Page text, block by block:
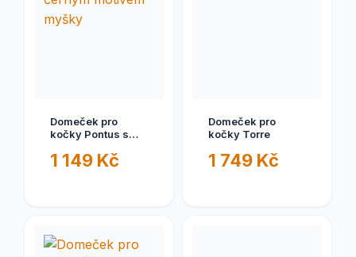
Domeček pro
kočky Pontus s
myšky
1 149 Kč
Domeček pro
kočky Torre
1 749 Kč